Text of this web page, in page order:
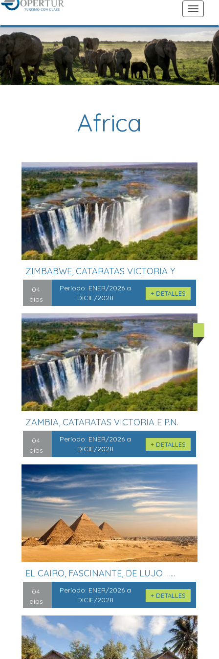
Africa
ZIMBABWE, CATARATAS VICTORIA Y
P.N.DE...
04
días
Período: ENER/2026 a
DICIE/2028
+ DETALLES
ZAMBIA, CATARATAS VICTORIA E P.N.
CHO...
04
días
Período: ENER/2026 a
DICIE/2028
+ DETALLES
EL CAIRO, FASCINANTE, DE LUJO …...
04
días
Período: ENER/2026 a
DICIE/2028
+ DETALLES